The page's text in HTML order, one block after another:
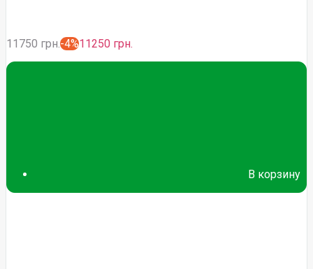
11750 грн. -4%11250 грн.
В корзину